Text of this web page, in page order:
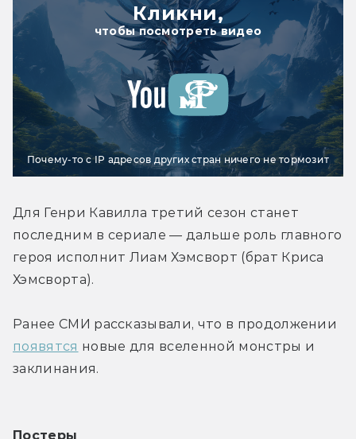
Кликни,
чтобы посмотреть видео
Почему-то с IP адресов других стран ничего не тормозит
Для Генри Кавилла третий сезон станет
последним в сериале — дальше роль главного
героя исполнит Лиам Хэмсворт (брат Криса
Хэмсворта).
появятся новые для вселенной монстры и
заклинания.
Постеры